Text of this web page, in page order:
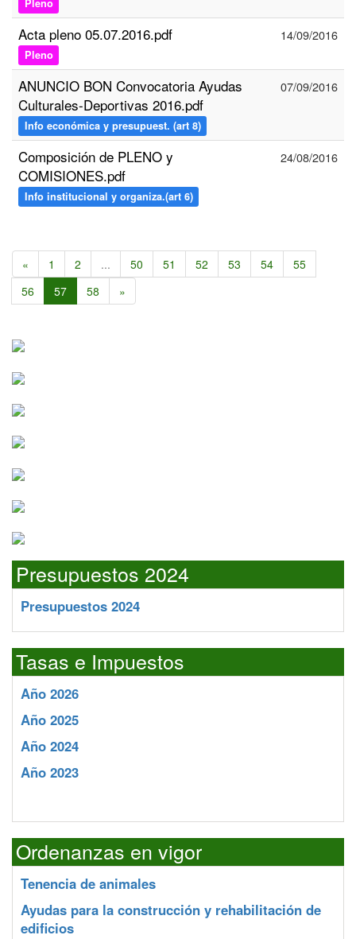
Pleno
Acta pleno 05.07.2016.pdf
Pleno
14/09/2016
ANUNCIO BON Convocatoria Ayudas
Culturales-Deportivas 2016.pdf
Info económica y presupuest. (art 8)
07/09/2016
Composición de PLENO y
COMISIONES.pdf
Info institucional y organiza.(art 6)
24/08/2016
« 1 2 ... 50 51 52 53 54
55
56
57 58 »
Presupuestos 2024
Presupuestos 2024
Tasas e Impuestos
Año 2026
Año 2025
Año 2024
Año 2023
Ordenanzas en vigor
Tenencia de animales
Ayudas para la construcción y rehabilitación de
edificios